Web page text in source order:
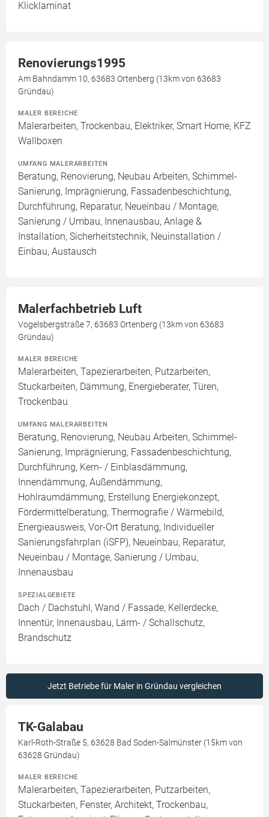
Klicklaminat
Renovierungs1995
Am Bahndamm 10, 63683 Ortenberg (13km von 63683
Gründau)
MALER BEREICHE
Malerarbeiten, Trockenbau, Elektriker, Smart Home, KFZ
Wallboxen
UMFANG MALERARBEITEN
Beratung, Renovierung, Neubau Arbeiten, Schimmel-
Sanierung, Imprägnierung, Fassadenbeschichtung,
Durchführung, Reparatur, Neueinbau / Montage,
Sanierung / Umbau, Innenausbau, Anlage &
Installation, Sicherheitstechnik, Neuinstallation /
Einbau, Austausch
Malerfachbetrieb Luft
Vogelsbergstraße 7, 63683 Ortenberg (13km von 63683
Gründau)
MALER BEREICHE
Malerarbeiten, Tapezierarbeiten, Putzarbeiten,
Stuckarbeiten, Dämmung, Energieberater, Türen,
Trockenbau
UMFANG MALERARBEITEN
Beratung, Renovierung, Neubau Arbeiten, Schimmel-
Sanierung, Imprägnierung, Fassadenbeschichtung,
Durchführung, Kern- / Einblasdämmung,
Innendämmung, Außendämmung,
Hohlraumdämmung, Erstellung Energiekonzept,
Fördermittelberatung, Thermografie / Wärmebild,
Energieausweis, Vor-Ort Beratung, Individueller
Sanierungsfahrplan (iSFP), Neueinbau, Reparatur,
Neueinbau / Montage, Sanierung / Umbau,
Innenausbau
SPEZIALGEBIETE
Dach / Dachstuhl, Wand / Fassade, Kellerdecke,
Innentür, Innenausbau, Lärm- / Schallschutz,
Brandschutz
Jetzt Betriebe für Maler in Gründau vergleichen
TK-Galabau
Karl-Roth-Straße 5, 63628 Bad Soden-Salmünster (15km von
63628 Gründau)
MALER BEREICHE
Malerarbeiten, Tapezierarbeiten, Putzarbeiten,
Stuckarbeiten, Fenster, Architekt, Trockenbau,